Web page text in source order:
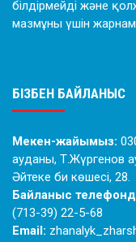
білдірмейді және
мазмұны үшін
БІЗБЕН БАЙЛАНЫС
Мекен-жайымыз:
ауданы, Т.Жүргенов
Әйтеке би көшесі, 28.
Байланыс
(713-39) 22-5-68
Email: